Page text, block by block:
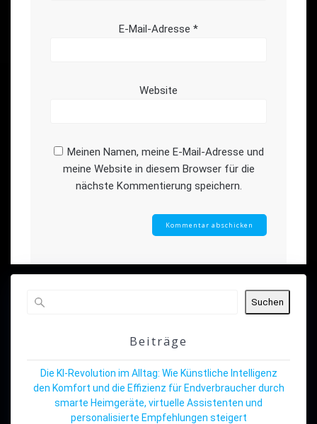
E-Mail-Adresse *
Website
Meinen Namen, meine E-Mail-Adresse und
meine Website in diesem Browser für die
nächste Kommentierung speichern.
Suchen
Beiträge
Die KI-Revolution im Alltag: Wie Künstliche Intelligenz
den Komfort und die Effizienz für Endverbraucher durch
smarte Heimgeräte, virtuelle Assistenten und
personalisierte Empfehlungen steigert